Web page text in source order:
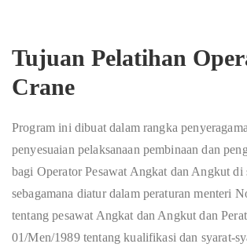
Tujuan Pelatihan
Crane
Program ini dibuat dalam rangka
penyesuaian pelaksanaan pembinaan dan
bagi Operator Pesawat Angkat dan Angkut di
sebagamana diatur dalam peraturan menteri
tentang pesawat Angkat dan Angkut dan
01/Men/1989 tentang kualifikasi dan syarat-